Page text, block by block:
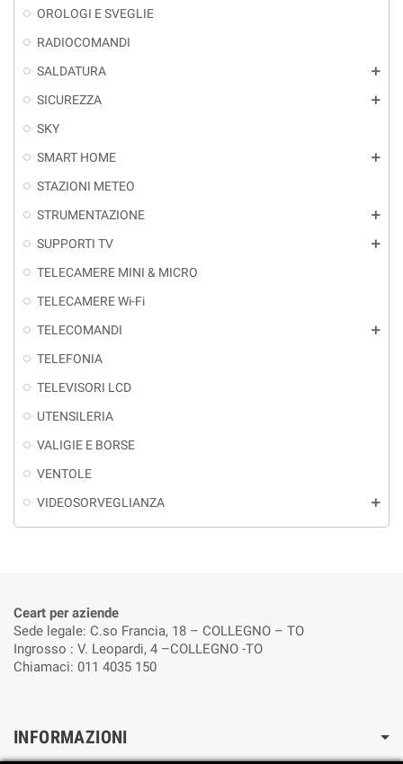
OROLOGI E SVEGLIE
RADIOCOMANDI
SALDATURA
add
SICUREZZA add
SKY
SMART HOME
add
STAZIONI METEO
STRUMENTAZIONE
add
SUPPORTI TV add
TELECAMERE MINI & MICRO
TELECAMERE Wi-Fi
TELECOMANDI
add
TELEFONIA
TELEVISORI LCD
UTENSILERIA
VALIGIE E BORSE
VENTOLE
VIDEOSORVEGLIANZA
add
Ceart per aziende
Sede legale: C.so Francia, 18 – COLLEGNO – TO
Ingrosso : V. Leopardi, 4 –COLLEGNO -TO
Chiamaci: 011 4035 150
INFORMAZIONI